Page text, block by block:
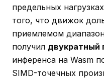
предельных
того, что движок
приемлемом
получил двукратный
инференса на Wasm
SIMD-точечных